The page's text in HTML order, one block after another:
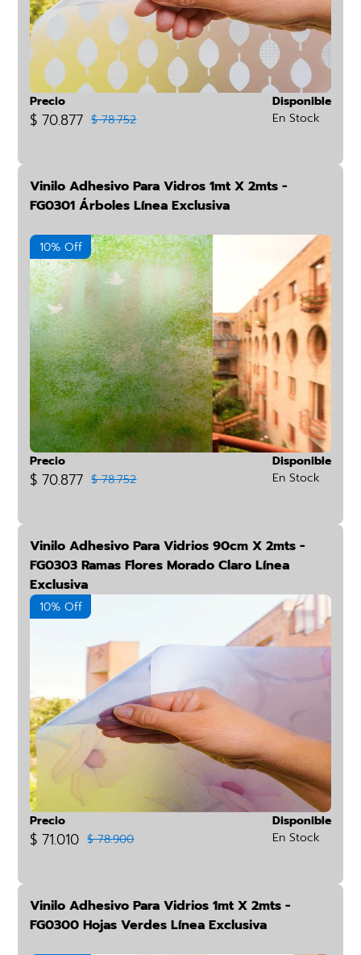
Precio
$ 70.877 $ 78.752
Disponible
En Stock
Vinilo Adhesivo Para Vidros 1mt X 2mts -
FG0301 Árboles Línea Exclusiva
10% Off
Precio
$ 70.877 $ 78.752
Disponible
En Stock
Vinilo Adhesivo Para Vidrios 90cm X 2mts -
FG0303 Ramas Flores Morado Claro Línea
Exclusiva
10% Off
Precio
$ 71.010 $ 78.900
Disponible
En Stock
Vinilo Adhesivo Para Vidrios 1mt X 2mts -
FG0300 Hojas Verdes Línea Exclusiva